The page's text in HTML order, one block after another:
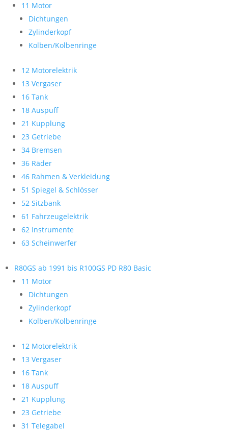
11 Motor
Dichtungen
Zylinderkopf
Kolben/Kolbenringe
12 Motorelektrik
13 Vergaser
16 Tank
18 Auspuff
21 Kupplung
23 Getriebe
34 Bremsen
36 Räder
46 Rahmen & Verkleidung
51 Spiegel & Schlösser
52 Sitzbank
61 Fahrzeugelektrik
62 Instrumente
63 Scheinwerfer
R80GS ab 1991 bis R100GS PD R80 Basic
11 Motor
Dichtungen
Zylinderkopf
Kolben/Kolbenringe
12 Motorelektrik
13 Vergaser
16 Tank
18 Auspuff
21 Kupplung
23 Getriebe
31 Telegabel